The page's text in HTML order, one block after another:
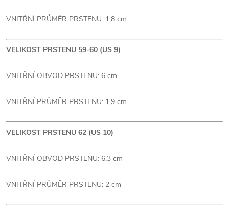
VNITŘNÍ PRŮMĚR PRSTENU: 1,8 cm
VELIKOST PRSTENU 59-60 (US 9)
VNITŘNÍ OBVOD PRSTENU: 6 cm
VNITŘNÍ PRŮMĚR PRSTENU: 1,9 cm
VELIKOST PRSTENU 62 (US 10)
VNITŘNÍ OBVOD PRSTENU: 6,3 cm
VNITŘNÍ PRŮMĚR PRSTENU: 2 cm